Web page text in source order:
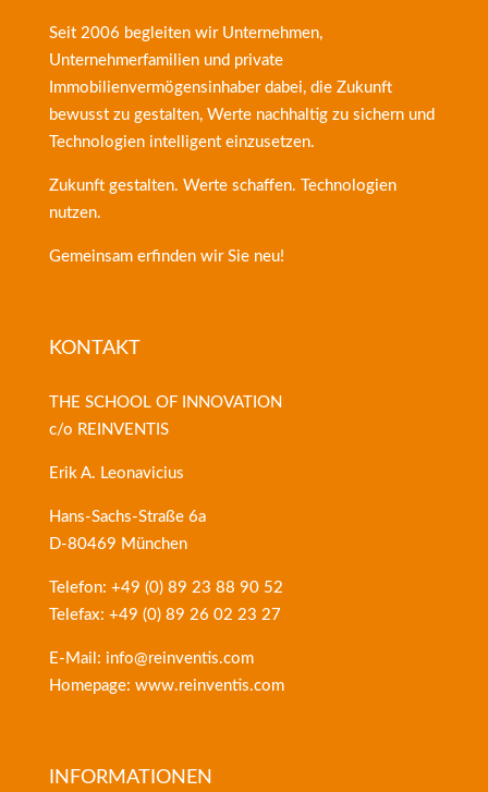
Seit 2006 begleiten wir Unternehmen,
Unternehmerfamilien und private
Immobilienvermögensinhaber dabei, die Zukunft
bewusst zu gestalten, Werte nachhaltig zu sichern und
Technologien intelligent einzusetzen.
Zukunft gestalten. Werte schaffen. Technologien
nutzen.
Gemeinsam erfinden wir Sie neu!
KONTAKT
THE SCHOOL OF INNOVATION
c/o REINVENTIS
Erik A. Leonavicius
Hans-Sachs-Straße 6a
D-80469 München
Telefon: +49 (0) 89 23 88 90 52
Telefax: +49 (0) 89 26 02 23 27
E-Mail: info@reinventis.com
Homepage: www.reinventis.com
INFORMATIONEN